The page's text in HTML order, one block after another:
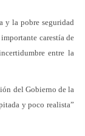
y la pobre seguridad
carestía de
entre la
del Gobierno de la
y poco realista”